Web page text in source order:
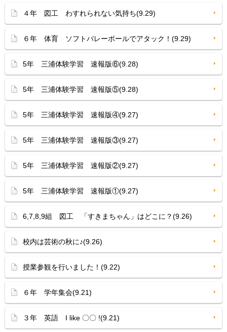
４年 図工 わすれられない気持ち(9.29)
６年 体育 ソフトバレーボールでアタック！(9.29)
5年 三浦体験学習 速報版⑥(9.28)
5年 三浦体験学習 速報版⑤(9.28)
5年 三浦体験学習 速報版④(9.27)
5年 三浦体験学習 速報版③(9.27)
5年 三浦体験学習 速報版②(9.27)
5年 三浦体験学習 速報版①(9.27)
6,7,8,9組 図工 「すきまちゃん」はどこに？(9.26)
校内は芸術の秋に♪(9.26)
授業参観を行いました！(9.22)
６年 学年集会(9.21)
３年 英語 I like 〇〇 !(9.21)